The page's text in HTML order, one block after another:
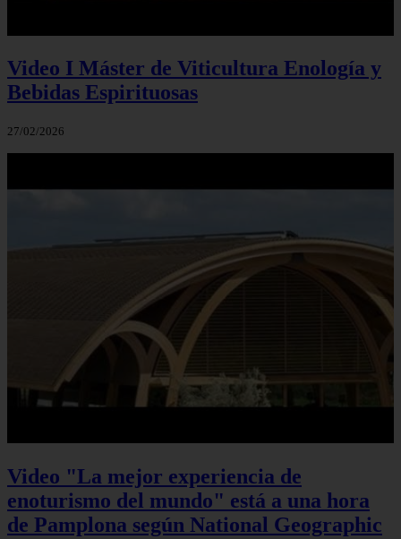
Video I Máster de Viticultura Enología y
Bebidas Espirituosas
27/02/2026
Video "La mejor experiencia de
enoturismo del mundo" está a una hora
de Pamplona según National Geographic